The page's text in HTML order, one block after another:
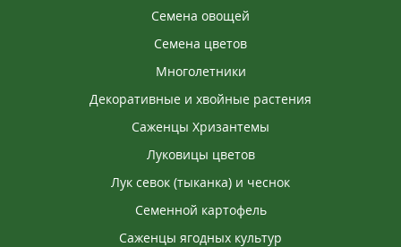
Семена овощей
Семена цветов
Многолетники
Декоративные и хвойные растения
Саженцы Хризантемы
Луковицы цветов
Лук севок (тыканка) и чеснок
Семенной картофель
Саженцы ягодных культур